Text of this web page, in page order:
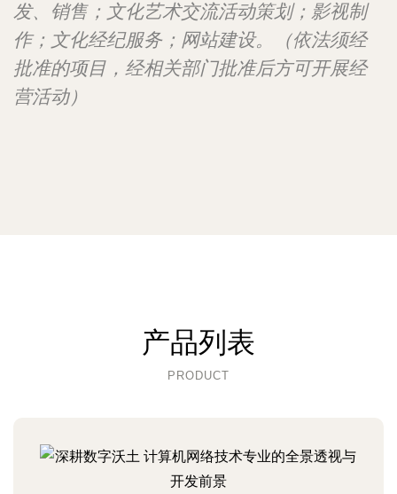
发、销售；文化艺术交流活动策划；影视制
作；文化经纪服务；网站建设。（依法须经
批准的项目，经相关部门批准后方可开展经
营活动）
产品列表
PRODUCT